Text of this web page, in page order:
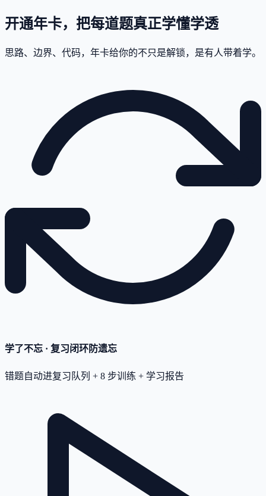
开通年卡，把每道题真正学懂学透
思路、边界、代码，年卡给你的不只是解锁，是有人带着学。
学了不忘 · 复习闭环防遗忘
错题自动进复习队列 + 8 步训练 + 学习报告